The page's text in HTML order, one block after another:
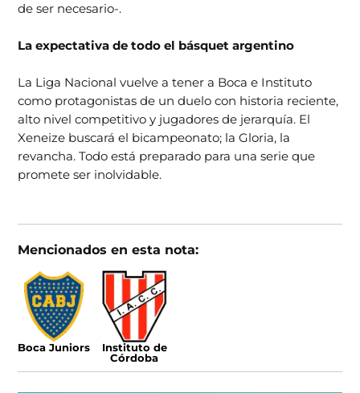
de ser necesario-.
La expectativa de todo el básquet argentino
La Liga Nacional vuelve a tener a Boca e Instituto
como protagonistas de un duelo con historia reciente,
alto nivel competitivo y jugadores de jerarquía. El
Xeneize buscará el bicampeonato; la Gloria, la
revancha. Todo está preparado para una serie que
promete ser inolvidable.
Mencionados en esta nota:
Boca Juniors
Instituto de
Córdoba